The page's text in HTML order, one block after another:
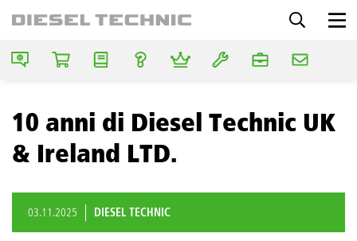
10 anni di Diesel Technic UK
& Ireland LTD.
03.11.2025 DIESEL TECHNIC